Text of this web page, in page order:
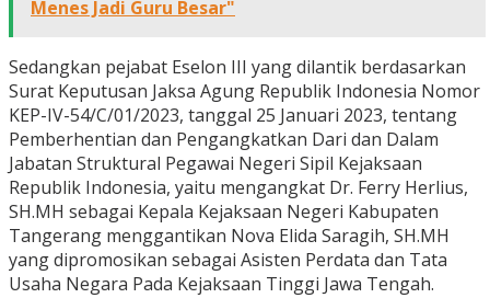
Menes Jadi Guru Besar"
Sedangkan pejabat Eselon III yang dilantik berdasarkan
Surat Keputusan Jaksa Agung Republik Indonesia Nomor
KEP-IV-54/C/01/2023, tanggal 25 Januari 2023, tentang
Pemberhentian dan Pengangkatkan Dari dan Dalam
Jabatan Struktural Pegawai Negeri Sipil Kejaksaan
Republik Indonesia, yaitu mengangkat Dr. Ferry Herlius,
SH.MH sebagai Kepala Kejaksaan Negeri Kabupaten
Tangerang menggantikan Nova Elida Saragih, SH.MH
yang dipromosikan sebagai Asisten Perdata dan Tata
Usaha Negara Pada Kejaksaan Tinggi Jawa Tengah.